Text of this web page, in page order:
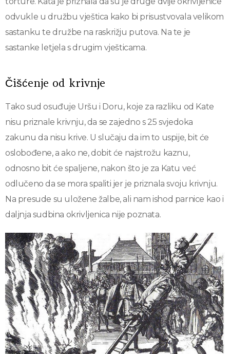
odvukle u družbu vještica kako bi prisustvovala velikom
sastanku te družbe na raskrižju putova. Na te je
sastanke letjela s drugim vješticama.
Čišćenje od krivnje
Tako sud osuđuje Uršu i Doru, koje za razliku od Kate
nisu priznale krivnju, da se zajedno s 25 svjedoka
zakunu da nisu krive. U slučaju da im to uspije, bit će
oslobođene, a ako ne, dobit će najstrožu kaznu,
odnosno bit će spaljene, nakon što je za Katu već
odlučeno da se mora spaliti jer je priznala svoju krivnju.
Na presude su uložene žalbe, ali nam ishod parnice kao i
daljnja sudbina okrivljenica nije poznata.